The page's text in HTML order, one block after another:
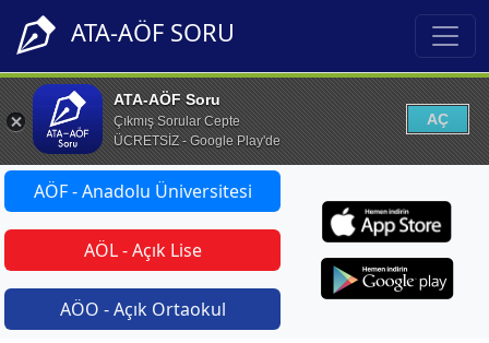
ATA-AÖF SORU
ATA-AÖF Soru
Çıkmış Sorular Cepte
ÜCRETSİZ - Google Play'de
AÇ
AÖF - Anadolu Üniversitesi
AÖL - Açık Lise
AÖO - Açık Ortaokul